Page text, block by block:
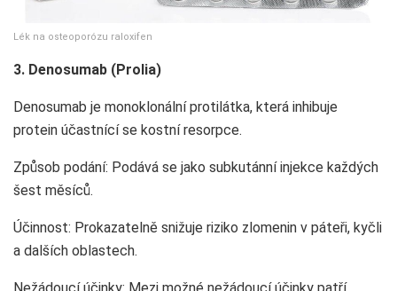
Lék na osteoporózu raloxifen
3. Denosumab (Prolia)
Denosumab je monoklonální protilátka, která inhibuje
protein účastnící se kostní resorpce.
Způsob podání: Podává se jako subkutánní injekce každých
šest měsíců.
Účinnost: Prokazatelně snižuje riziko zlomenin v páteři, kyčli
a dalších oblastech.